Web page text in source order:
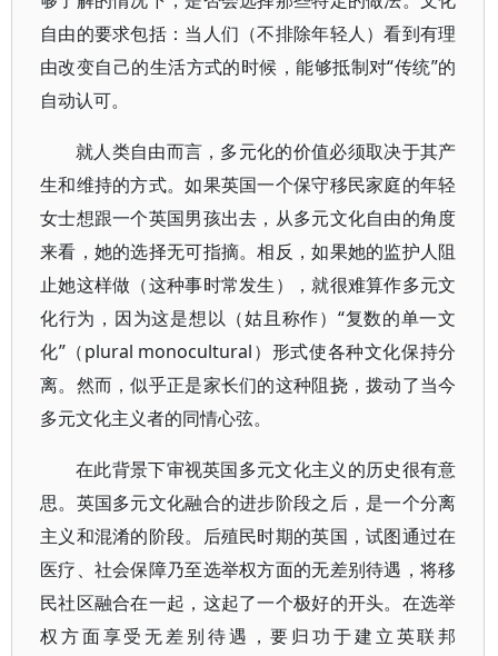
自由的要求包括：当人们（不排除年轻人）看到有理
由改变自己的生活方式的时候，能够抵制对“传统”的
自动认可。
就人类自由而言，多元化的价值必须取决于其产
生和维持的方式。如果英国一个保守移民家庭的年轻
女士想跟一个英国男孩出去，从多元文化自由的角度
来看，她的选择无可指摘。相反，如果她的监护人阻
止她这样做（这种事时常发生），就很难算作多元文
化行为，因为这是想以（姑且称作）“复数的单一文
化”（plural monocultural）形式使各种文化保持分
离。然而，似乎正是家长们的这种阻挠，拨动了当今
多元文化主义者的同情心弦。
在此背景下审视英国多元文化主义的历史很有意
思。英国多元文化融合的进步阶段之后，是一个分离
主义和混淆的阶段。后殖民时期的英国，试图通过在
医疗、社会保障乃至选举权方面的无差别待遇，将移
民社区融合在一起，这起了一个极好的开头。在选举
权方面享受无差别待遇，要归功于建立英联邦